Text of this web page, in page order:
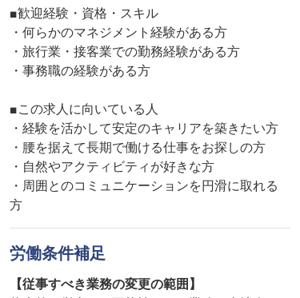
■歓迎経験・資格・スキル
・何らかのマネジメント経験がある方
・旅行業・接客業での勤務経験がある方
・事務職の経験がある方
■この求人に向いている人
・経験を活かして安定のキャリアを築きたい方
・腰を据えて長期で働ける仕事をお探しの方
・自然やアクティビティが好きな方
・周囲とのコミュニケーションを円滑に取れる
方
労働条件補足
【従事すべき業務の変更の範囲】